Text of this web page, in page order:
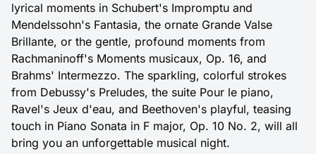
lyrical moments in Schubert's Impromptu and
Mendelssohn's Fantasia, the ornate Grande Valse
Brillante, or the gentle, profound moments from
Rachmaninoff's Moments musicaux, Op. 16, and
Brahms' Intermezzo. The sparkling, colorful strokes
from Debussy's Preludes, the suite Pour le piano,
Ravel's Jeux d'eau, and Beethoven's playful, teasing
touch in Piano Sonata in F major, Op. 10 No. 2, will all
bring you an unforgettable musical night.